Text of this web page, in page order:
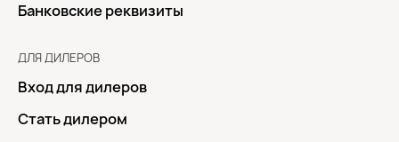
Банковские реквизиты
ДЛЯ ДИЛЕРОВ
Вход для дилеров
Стать дилером